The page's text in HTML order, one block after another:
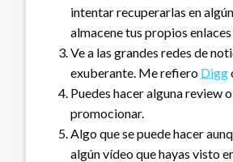
intentar recuperarlas en
almacene tus propios
Ve a las grandes redes de
exuberante. Me refiero Digg
Puedes hacer alguna review
promocionar.
Algo que se puede hacer
algún vídeo que hayas visto